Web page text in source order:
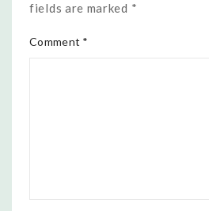
fields are marked *
Comment *